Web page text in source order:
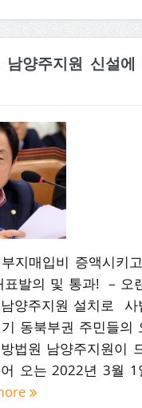
남양주지원 신설
지매입비 증액시키
표발의 및 통과! – 오
양주지원 설치로 사
동북부권 주민들의
법원 남양주지원이
오는 2022년 3월 1